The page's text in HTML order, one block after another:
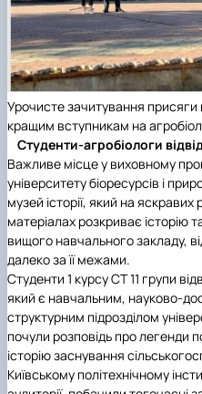
Урочисте зачитування
кращим вступникам на
Студенти-агробіологи
Важливе місце у виховному
університету біоресурсів і
музей історії, який на
матеріалах розкриває історію
вищого навчального закладу,
далеко за її межами.
Студенти 1 курсу СТ 11 групи
який є навчальним, науково-
структурним підрозділом
почули розповідь про легенди
історію заснування
Київському політехнічному